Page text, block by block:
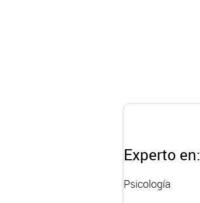
Experto en:
Psicología